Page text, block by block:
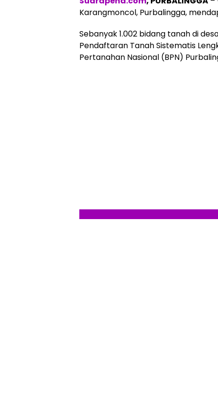
Karangmoncol, Purbalingga,
Sebanyak 1.002 bidang tanah di
Pendaftaran Tanah Sistematis
Pertanahan Nasional (BPN)